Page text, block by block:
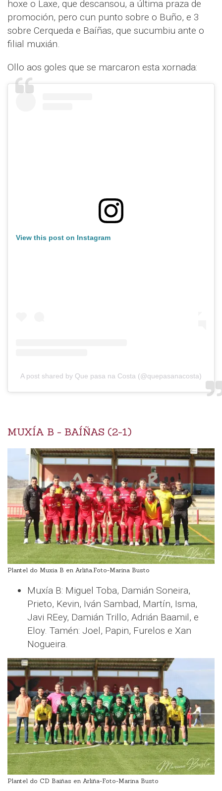
hoxe o Laxe, que descansou, a última praza de
promoción, pero cun punto sobre o Buño, e 3
sobre Cerqueda e Baíñas, que sucumbiu ante o
filial muxián.
Ollo aos goles que se marcaron esta xornada:
View this post on Instagram
A post shared by Que pasa na Costa (@quepasanacosta)
MUXÍA B - BAÍÑAS (2-1)
Plantel do Muxia B en Arliña.Foto-Marina Busto
Muxía B: Miguel Toba, Damián Soneira,
Prieto, Kevin, Iván Sambad, Martín, Isma,
Javi REey, Damián Trillo, Adrián Baamil, e
Eloy. Tamén: Joel, Papin, Furelos e Xan
Nogueira.
Plantel do CD Baiñas en Arliña-Foto-Marina Busto